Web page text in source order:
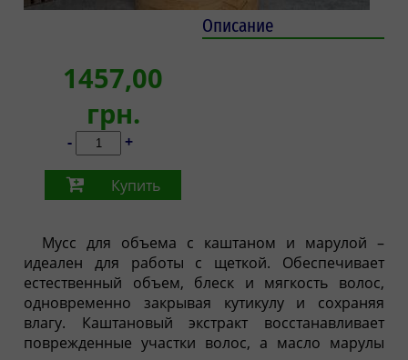
1457,00
грн.
- +
Купить
Описание
Мусс для объема с каштаном и марулой –
идеален для работы с щеткой. Обеспечивает
естественный объем, блеск и мягкость волос,
одновременно закрывая кутикулу и сохраняя
влагу. Каштановый экстракт восстанавливает
поврежденные участки волос, а масло марулы